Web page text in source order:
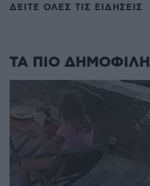
ΔΕΙΤΕ ΟΛΕΣ ΤΙΣ ΕΙΔΗΣΕΙΣ
ΤΑ ΠΙΟ ΔΗΜΟΦΙΛΗ